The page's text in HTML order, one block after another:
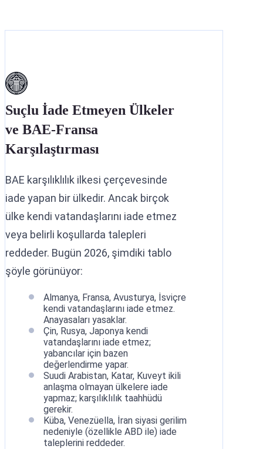
Suçlu İade Etmeyen Ülkeler
ve BAE-Fransa
Karşılaştırması
BAE karşılıklılık ilkesi çerçevesinde
iade yapan bir ülkedir. Ancak birçok
ülke kendi vatandaşlarını iade etmez
veya belirli koşullarda talepleri
reddeder. Bugün 2026, şimdiki tablo
şöyle görünüyor:
Almanya, Fransa, Avusturya, İsviçre
kendi vatandaşlarını iade etmez.
Anayasaları yasaklar.
Çin, Rusya, Japonya kendi
vatandaşlarını iade etmez;
yabancılar için bazen
değerlendirme yapar.
Suudi Arabistan, Katar, Kuveyt ikili
anlaşma olmayan ülkelere iade
yapmaz; karşılıklılık taahhüdü
gerekir.
Küba, Venezüella, İran siyasi gerilim
nedeniyle (özellikle ABD ile) iade
taleplerini reddeder.